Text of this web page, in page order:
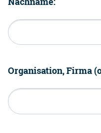
Organisation, Firma